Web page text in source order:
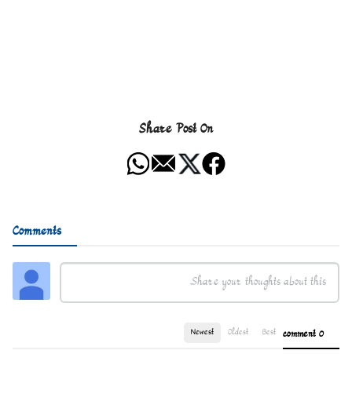
Share Post On
Comments
0 comment
Best
Oldest
Newest